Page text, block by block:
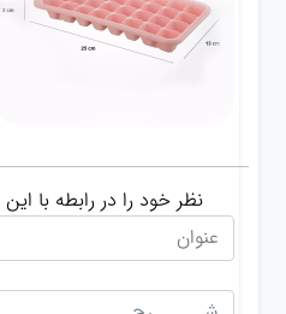
نظر خود را در رابطه با